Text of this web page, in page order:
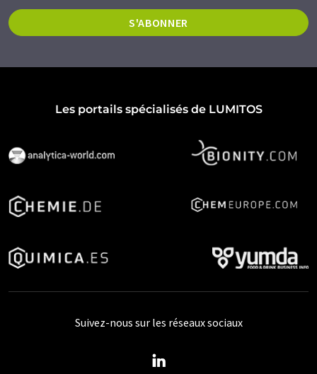
S'ABONNER
Les portails spécialisés de LUMITOS
Suivez-nous sur les réseaux sociaux